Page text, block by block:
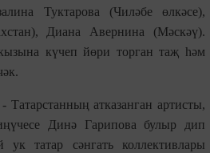
Туктарова (Чиләбе өлкәсе),
Диана Авернина (Мәскәү).
күчеп йөри торган таҗ һәм
Татарстанның атказанган артисты,
Динә Гарипова булыр дип
ук татар сәнгать коллективлары